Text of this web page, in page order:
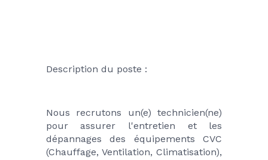
Description du poste :
Nous recrutons un(e) technicien(ne)
pour assurer l'entretien et les
dépannages des équipements CVC
(Chauffage, Ventilation, Climatisation),